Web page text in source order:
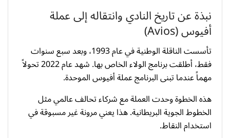
نبذة عن تاريخ النادي وانتقاله إلى عملة
أفيوس (Avios)
تأسست الناقلة الوطنية في عام 1993، وبعد سبع سنوات
فقط، أطلقت برنامج الولاء الخاص بها. شهد عام 2022 تحولاً
مهماً عندما تبنى البرنامج عملة أفيوس الموحدة.
هذه الخطوة وحدت العملة مع شركاء تحالف عالمي مثل
الخطوط الجوية البريطانية. هذا يعني مرونة غير مسبوقة في
استخدام النقاط.